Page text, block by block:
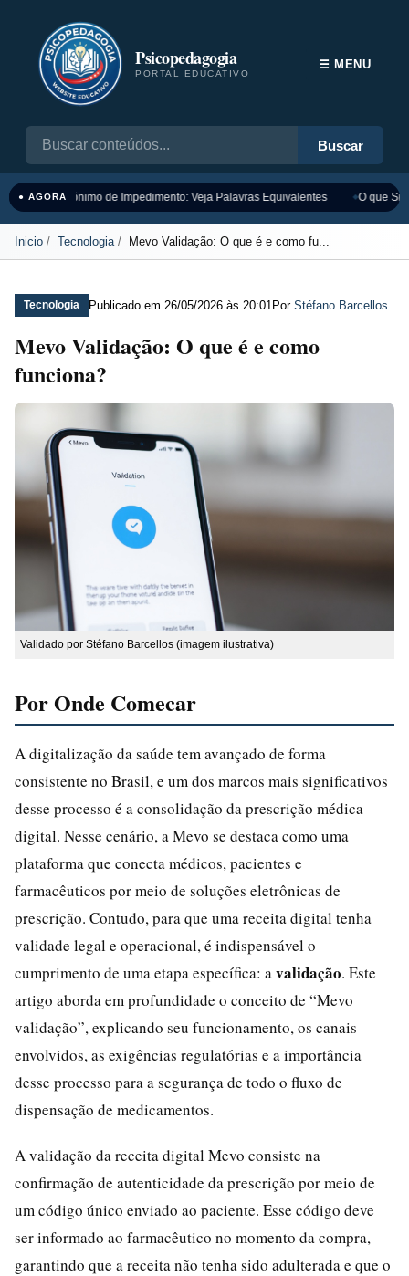
Psicopedagogia
PORTAL EDUCATIVO
Buscar
☰ MENU
● AGORASinônimo de Impedimento: Veja Palavras Equivalentes O que
Inicio Tecnologia Mevo Validação: O que é e como fu...
Tecnologia Publicado em 26/05/2026 às 20:01 Por Stéfano Barcellos
Mevo Validação: O que é e como
funciona?
Validado por Stéfano Barcellos (imagem ilustrativa)
Por Onde Comecar
A digitalização da saúde tem avançado de forma
consistente no Brasil, e um dos marcos mais significativos
desse processo é a consolidação da prescrição médica
digital. Nesse cenário, a Mevo se destaca como uma
plataforma que conecta médicos, pacientes e
farmacêuticos por meio de soluções eletrônicas de
prescrição. Contudo, para que uma receita digital tenha
validade legal e operacional, é indispensável o
cumprimento de uma etapa específica: a validação. Este
artigo aborda em profundidade o conceito de “Mevo
validação”, explicando seu funcionamento, os canais
envolvidos, as exigências regulatórias e a importância
desse processo para a segurança de todo o fluxo de
dispensação de medicamentos.
A validação da receita digital Mevo consiste na
confirmação de autenticidade da prescrição por meio de
um código único enviado ao paciente. Esse código deve
ser informado ao farmacêutico no momento da compra,
garantindo que a receita não tenha sido adulterada e que o